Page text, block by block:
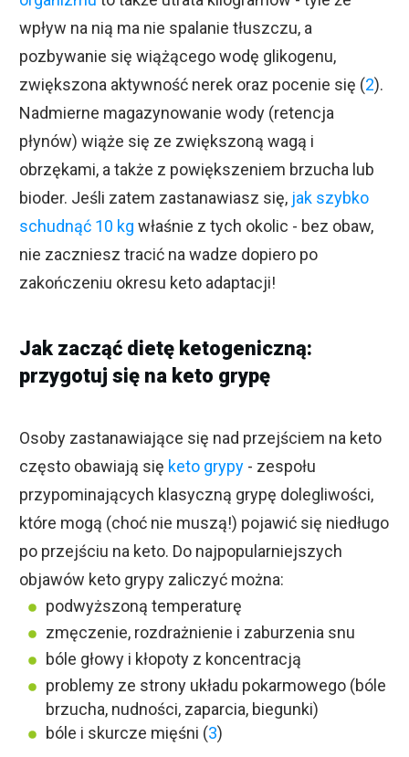
wpływ na nią ma nie spalanie tłuszczu, a
pozbywanie się wiążącego wodę glikogenu,
zwiększona aktywność nerek oraz pocenie się (2).
Nadmierne magazynowanie wody (retencja
płynów) wiąże się ze zwiększoną wagą i
obrzękami, a także z powiększeniem brzucha lub
bioder. Jeśli zatem zastanawiasz się, jak szybko
schudnąć 10 kg właśnie z tych okolic - bez obaw,
nie zaczniesz tracić na wadze dopiero po
zakończeniu okresu keto adaptacji!
Jak zacząć dietę ketogeniczną:
przygotuj się na keto grypę
Osoby zastanawiające się nad przejściem na keto
często obawiają się keto grypy - zespołu
przypominających klasyczną grypę dolegliwości,
które mogą (choć nie muszą!) pojawić się niedługo
po przejściu na keto. Do najpopularniejszych
objawów keto grypy zaliczyć można:
podwyższoną temperaturę
zmęczenie, rozdrażnienie i zaburzenia snu
bóle głowy i kłopoty z koncentracją
problemy ze strony układu pokarmowego (bóle
brzucha, nudności, zaparcia, biegunki)
bóle i skurcze mięśni (3)